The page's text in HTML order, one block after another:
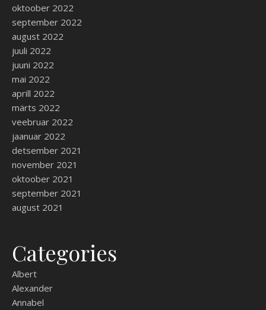
oktoober 2022
september 2022
august 2022
juuli 2022
juuni 2022
mai 2022
aprill 2022
märts 2022
veebruar 2022
jaanuar 2022
detsember 2021
november 2021
oktoober 2021
september 2021
august 2021
Categories
Albert
Alexander
Annabel